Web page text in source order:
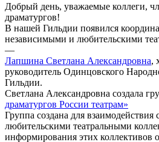
Добрый день, уважаемые коллеги,
драматургов!
В нашей Гильдии появился
независимыми и любительскими
—
Лапшина Светлана Александровна,
руководитель Одинцовского
Гильдии.
Светлана Александровна создала
драматургов России театрам»
Группа создана для
любительскими театральными
информирования этих коллективов